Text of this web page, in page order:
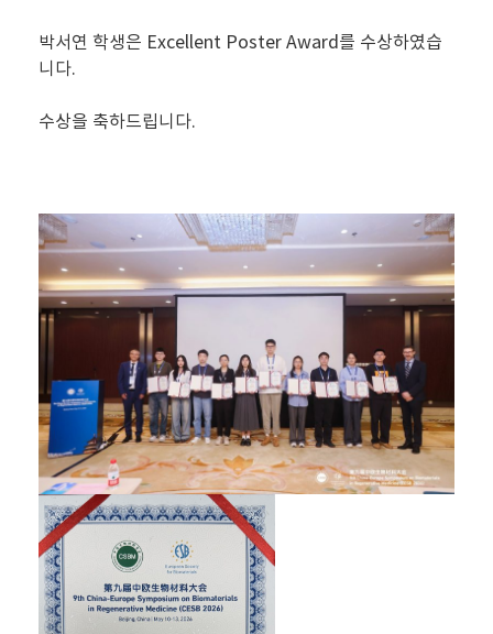
박서연 학생은 Excellent Poster Award를 수상하였습
니다.
수상을 축하드립니다.